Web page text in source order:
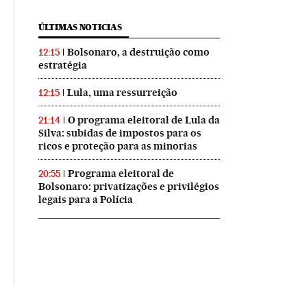
ÚLTIMAS NOTICIAS
12:15
Bolsonaro, a destruição como
estratégia
12:15 Lula, uma ressurreição
21:14
O programa eleitoral de Lula da
Silva: subidas de impostos para os
ricos e proteção para as minorias
20:55
Programa eleitoral de
Bolsonaro: privatizações e privilégios
legais para a Polícia